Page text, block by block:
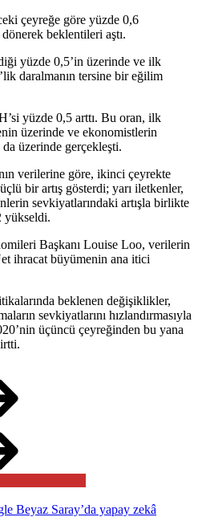
çeyreğe göre yüzde 0,6
beklentileri aştı.
yüzde 0,5’in üzerinde ve ilk
daralmanın tersine bir eğilim
yüzde 0,5 arttı. Bu oran, ilk
üzerinde ve ekonomistlerin
da üzerinde gerçekleşti.
verilerine göre, ikinci çeyrekte
bir artış gösterdi; yarı iletkenler,
sevkiyatlarındaki artışla birlikte
yükseldi.
Başkanı Louise Loo, verilerin
ihracat büyümenin ana itici
beklenen değişiklikler,
sevkiyatlarını hızlandırmasıyla
üçüncü çeyreğinden bu yana